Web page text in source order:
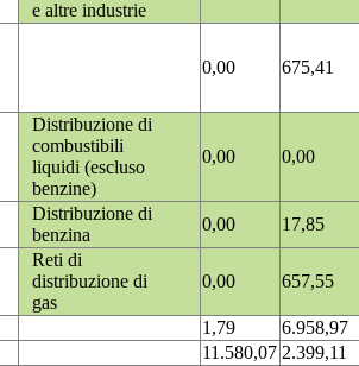
e altre industrie
0,00 675,41
Distribuzione di
combustibili
liquidi (escluso
benzine)
0,00 0,00
Distribuzione di
benzina
0,00
17,85
Reti di
distribuzione di
gas
0,00 657,55
1,79
6.958,97
11.580,07 2.399,11